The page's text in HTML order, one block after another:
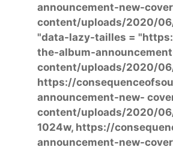
announcement-new-
content/uploads/2020/
"data-lazy-tailles =
the-album-
content/uploads/2020/
https://
announcement-new-
content/uploads/2020/
1024w, https://
announcement-new-